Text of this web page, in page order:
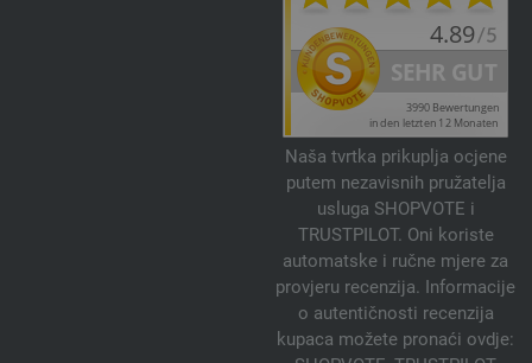
156-Oleander zeleni | EAN: 4033493271356
159-svijetlo zelena | EAN: 4033493271387
161-žuta narančasta | EAN: 4033493289108
162-Losos narandžasta | EAN: 4033493289115
164-Ljubičasta lila | EAN: 4033493289139
Naša tvrtka prikuplja ocjene
putem nezavisnih pružatelja
usluga SHOPVOTE i
TRUSTPILOT. Oni koriste
automatske i ručne mjere za
provjeru recenzija. Informacije
o autentičnosti recenzija
kupaca možete pronaći ovdje: